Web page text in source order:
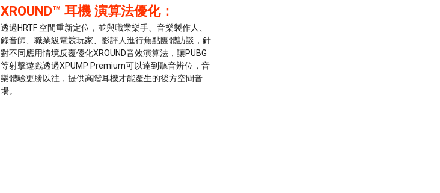
XROUND™ 耳機 演算法優化：
透過HRTF 空間重新定位，並與職業樂手、音樂製作人、
錄音師、職業級電競玩家、影評人進行焦點團體訪談，針
對不同應用情境反覆優化XROUND音效演算法，讓PUBG
等射擊遊戲透過XPUMP Premium可以達到聽音辨位，音
樂體驗更勝以往，提供高階耳機才能產生的後方空間音
場。